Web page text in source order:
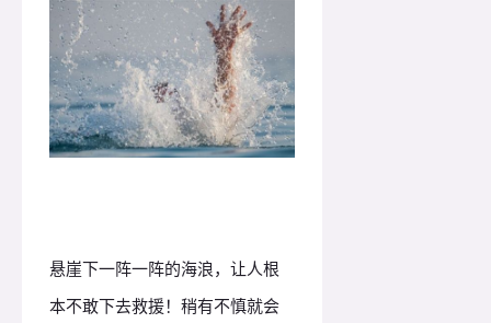
悬崖下一阵一阵的海浪，让人根
本不敢下去救援！稍有不慎就会